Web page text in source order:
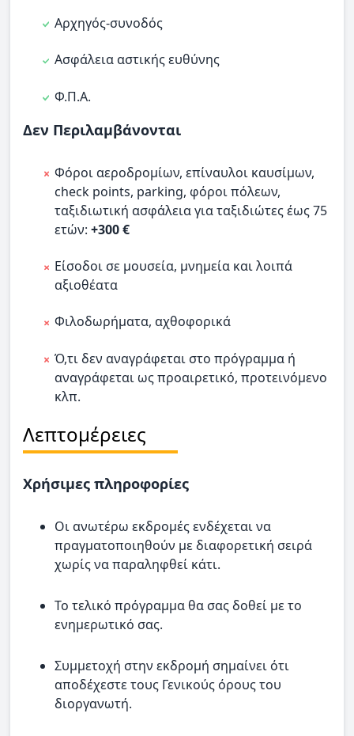
Αρχηγός-συνοδός
Ασφάλεια αστικής ευθύνης
Φ.Π.Α.
Δεν Περιλαμβάνονται
Φόροι αεροδρομίων, επίναυλοι καυσίμων,
check points, parking, φόροι πόλεων,
ταξιδιωτική ασφάλεια για ταξιδιώτες έως 75
ετών: +300 €
Είσοδοι σε μουσεία, μνημεία και λοιπά
αξιοθέατα
Φιλοδωρήματα, αχθοφορικά
Ό,τι δεν αναγράφεται στο πρόγραμμα ή
αναγράφεται ως προαιρετικό, προτεινόμενο
κλπ.
Λεπτομέρειες
Χρήσιμες πληροφορίες
Οι ανωτέρω εκδρομές ενδέχεται να
πραγματοποιηθούν με διαφορετική σειρά
χωρίς να παραληφθεί κάτι.
Το τελικό πρόγραμμα θα σας δοθεί με το
ενημερωτικό σας.
Συμμετοχή στην εκδρομή σημαίνει ότι
αποδέχεστε τους Γενικούς όρους του
διοργανωτή.